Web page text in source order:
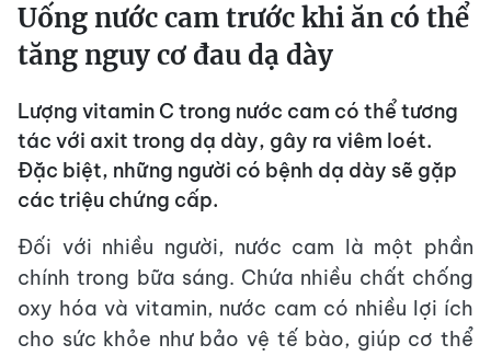
Uống nước cam trước khi ăn có thể
tăng nguy cơ đau dạ dày
Lượng vitamin C trong nước cam có thể tương
tác với axit trong dạ dày, gây ra viêm loét.
Đặc biệt, những người có bệnh dạ dày sẽ gặp
các triệu chứng cấp.
Đối với nhiều người, nước cam là một phần
chính trong bữa sáng. Chứa nhiều chất chống
oxy hóa và vitamin, nước cam có nhiều lợi ích
cho sức khỏe như bảo vệ tế bào, giúp cơ thể